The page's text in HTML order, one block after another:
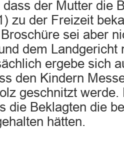
dass der Mutter die
zu der Freizeit
sei aber
dem Landgericht
ergebe sich
den Kindern
geschnitzt werde.
die Beklagten die
hätten.